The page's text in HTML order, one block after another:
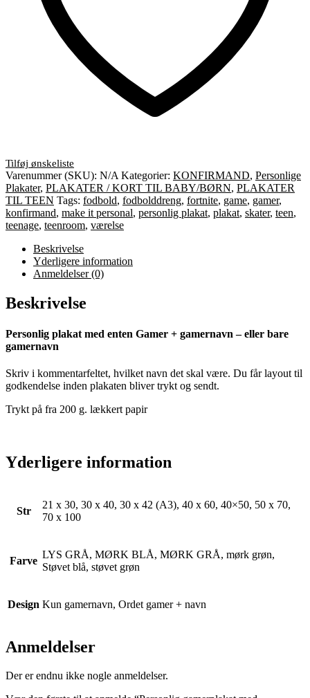
Varenummer (SKU): N/A Kategorier: KONFIRMAND, Personlige
Plakater, PLAKATER / KORT TIL BABY/BØRN, PLAKATER
TIL TEEN Tags: fodbold, fodbolddreng, fortnite, game, gamer,
konfirmand, make it personal, personlig plakat, plakat, skater, teen,
teenage, teenroom, værelse
Beskrivelse
Yderligere information
Anmeldelser (0)
Beskrivelse
Personlig plakat med enten Gamer + gamernavn – eller bare
gamernavn
Skriv i kommentarfeltet, hvilket navn det skal være. Du får layout til
godkendelse inden plakaten bliver trykt og sendt.
Trykt på fra 200 g. lækkert papir
Yderligere information
Str
21 x 30, 30 x 40, 30 x 42 (A3), 40 x 60, 40×50, 50 x 70,
70 x 100
Farve
LYS GRÅ, MØRK BLÅ, MØRK GRÅ, mørk grøn,
Støvet blå, støvet grøn
Design Kun gamernavn, Ordet gamer + navn
Anmeldelser
Der er endnu ikke nogle anmeldelser.